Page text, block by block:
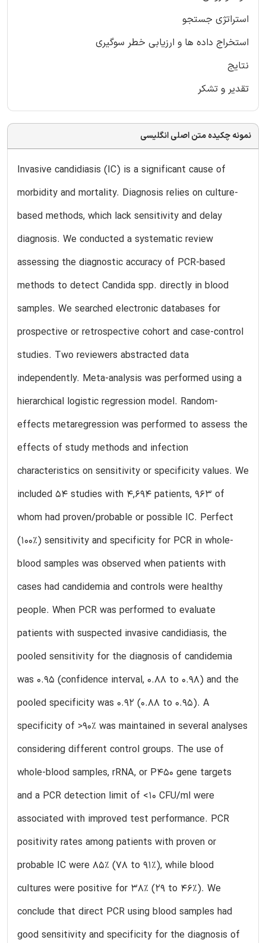
استراتژی جستجو
استخراج داده ها و ارزیابی خطر سوگیری
نتایج
تقدیر و تشکر
نمونه چکیده متن اصلی انگلیسی
Invasive candidiasis (IC) is a significant cause of
morbidity and mortality. Diagnosis relies on culture-
based methods, which lack sensitivity and delay
diagnosis. We conducted a systematic review
assessing the diagnostic accuracy of PCR-based
methods to detect Candida spp. directly in blood
samples. We searched electronic databases for
prospective or retrospective cohort and case-control
studies. Two reviewers abstracted data
independently. Meta-analysis was performed using a
hierarchical logistic regression model. Random-
effects metaregression was performed to assess the
effects of study methods and infection
characteristics on sensitivity or specificity values. We
included 54 studies with 4,694 patients, 963 of
whom had proven/probable or possible IC. Perfect
(100%) sensitivity and specificity for PCR in whole-
blood samples was observed when patients with
cases had candidemia and controls were healthy
people. When PCR was performed to evaluate
patients with suspected invasive candidiasis, the
pooled sensitivity for the diagnosis of candidemia
was 0.95 (confidence interval, 0.88 to 0.98) and the
pooled specificity was 0.92 (0.88 to 0.95). A
specificity of >90% was maintained in several analyses
considering different control groups. The use of
whole-blood samples, rRNA, or P450 gene targets
and a PCR detection limit of <10 CFU/ml were
associated with improved test performance. PCR
positivity rates among patients with proven or
probable IC were 85% (78 to 91%), while blood
cultures were positive for 38% (29 to 46%). We
conclude that direct PCR using blood samples had
good sensitivity and specificity for the diagnosis of